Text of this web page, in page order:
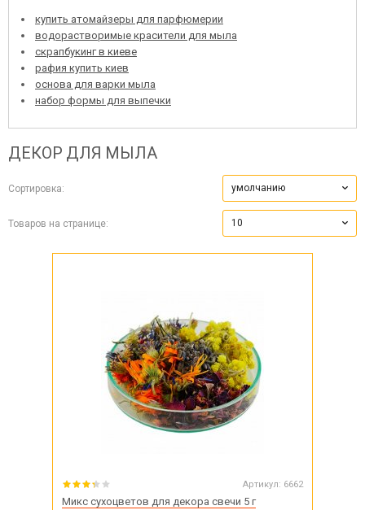
купить атомайзеры для парфюмерии
водорастворимые красители для мыла
скрапбукинг в киеве
рафия купить киев
основа для варки мыла
набор формы для выпечки
ДЕКОР ДЛЯ МЫЛА
Сортировка: умолчанию
Товаров на странице: 10
Артикул: 6662
Микс сухоцветов для декора свечи 5 г